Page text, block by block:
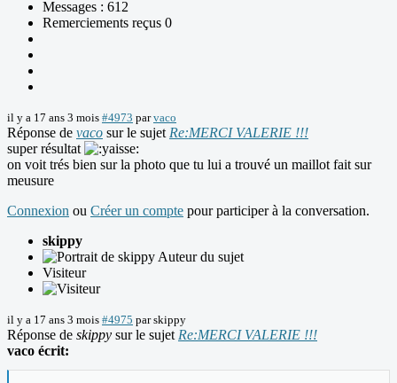
Messages : 612
Remerciements reçus 0
il y a 17 ans 3 mois #4973 parvaco
Réponse de vaco sur le sujet Re:MERCI VALERIE !!!
super résultat
on voit trés bien sur la photo que tu lui a trouvé un maillot fait sur
meusure
Connexion ou Créer un compte pour participer à la conversation.
skippy
Auteur du sujet
Visiteur
il y a 17 ans 3 mois #4975 parskippy
Réponse de skippy sur le sujet Re:MERCI VALERIE !!!
vaco écrit: